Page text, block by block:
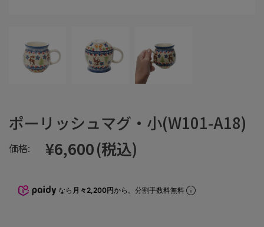
ポーリッシュマグ・小(W101-A18)
価格: ¥6,600(税込)
なら 月々2,200円から。分割手数料無料